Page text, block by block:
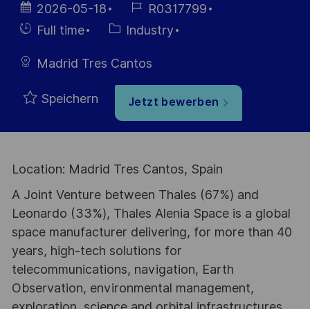
Datum der
Veröffentlichung
2026-05-18
Job-
ID
R0317799
Einstellunngstyp
Full time Kategorie
Industry
Madrid Tres Cantos
Speichern Jetzt bewerben
Location: Madrid Tres Cantos, Spain
A Joint Venture between Thales (67%) and
Leonardo (33%), Thales Alenia Space is a global
space manufacturer delivering, for more than 40
years, high-tech solutions for
telecommunications, navigation, Earth
Observation, environmental management,